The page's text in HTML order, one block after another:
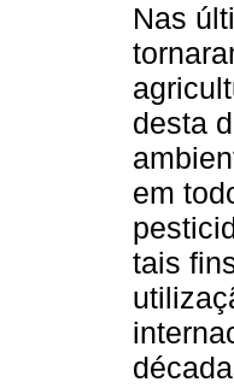
Nas
desta
em
tais